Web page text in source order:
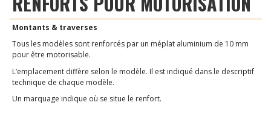
Montants & traverses
Tous les modèles sont renforcés par un méplat aluminium de 10 mm
pour être motorisable.
L’emplacement diffère selon le modèle. Il est indiqué dans le descriptif
technique de chaque modèle.
Un marquage indique où se situe le renfort.